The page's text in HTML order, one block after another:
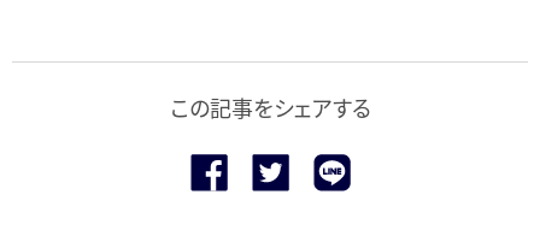
この記事をシェアする